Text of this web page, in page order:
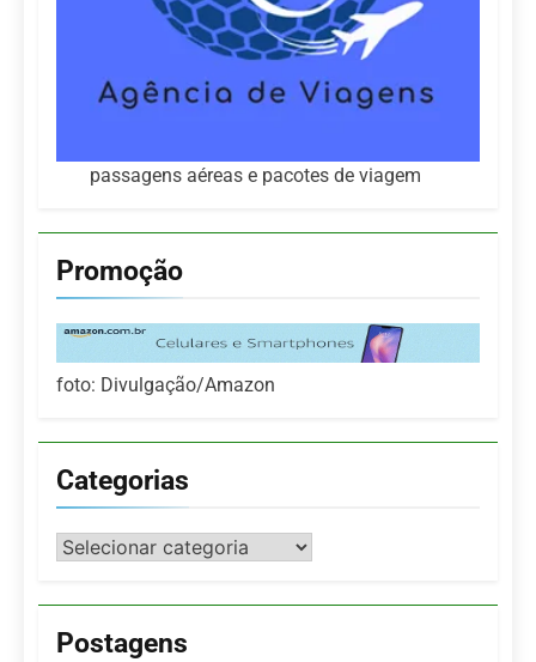
passagens aéreas e pacotes de viagem
Promoção
foto: Divulgação/Amazon
Categorias
Categorias
Postagens